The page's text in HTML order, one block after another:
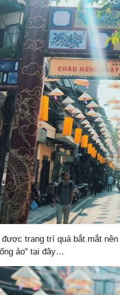
trang trí quá bắt mắt
ảo” tại đây…